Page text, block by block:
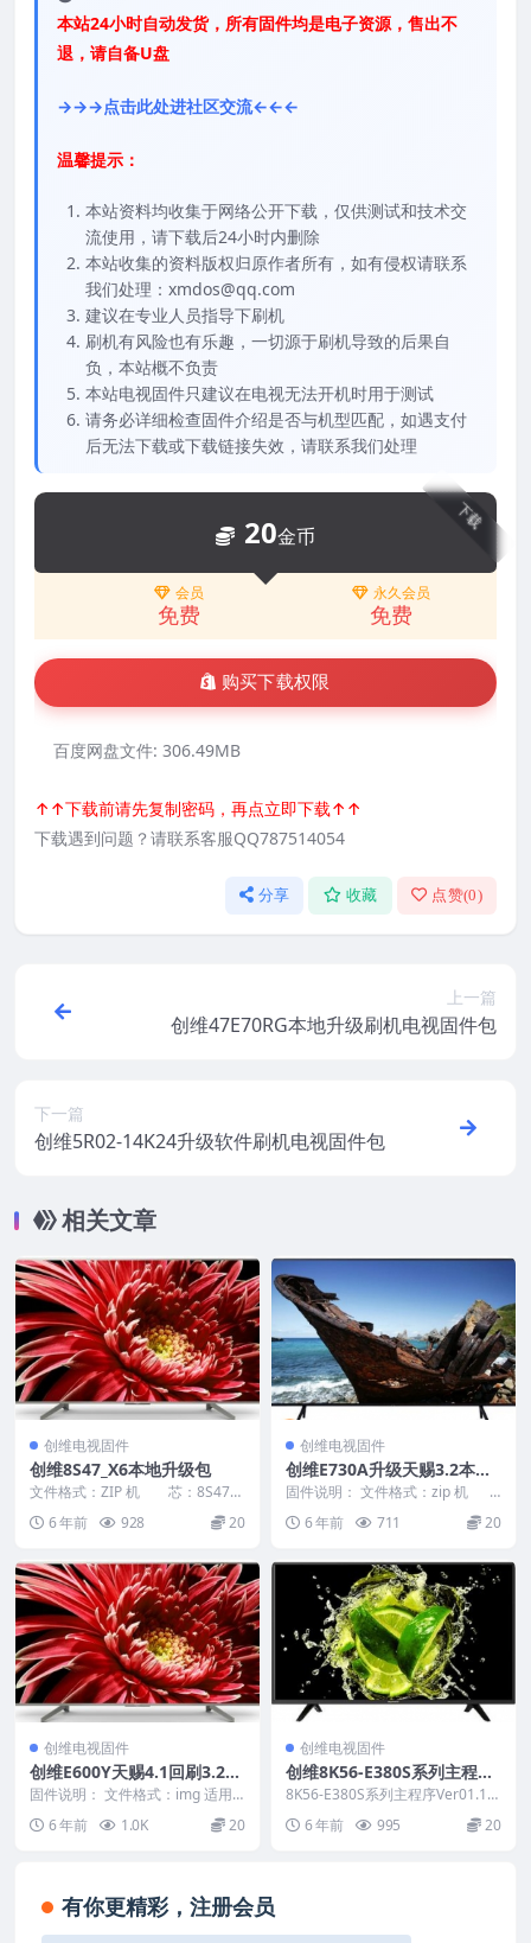
本站24小时自动发货，所有固件均是电子资源，售出不
退，请自备U盘
→→→点击此处进社区交流←←←
温馨提示：
本站资料均收集于网络公开下载，仅供测试和技术交
流使用，请下载后24小时内删除
本站收集的资料版权归原作者所有，如有侵权请联系
我们处理：xmdos@qq.com
建议在专业人员指导下刷机
刷机有风险也有乐趣，一切源于刷机导致的后果自
负，本站概不负责
本站电视固件只建议在电视无法开机时用于测试
请务必详细检查固件介绍是否与机型匹配，如遇支付
后无法下载或下载链接失效，请联系我们处理
下载
20金币
会员
免费
永久会员
免费
购买下载权限
百度网盘文件: 306.49MB
↑↑下载前请先复制密码，再点立即下载↑↑
下载遇到问题？请联系客服QQ787514054
分享 收藏 点赞(0)
上一篇
创维47E70RG本地升级刷机电视固件包
下一篇
创维5R02-14K24升级软件刷机电视固件包
相关文章
创维电视固件
创维8S47_X6本地升级包
文件格式：ZIP 机 芯：8S47
6 年前 928 20
创维电视固件
创维E730A升级天赐3.2本地
升级包
固件说明： 文件格式：zip 机
6 年前 711 20
创维电视固件
创维E600Y天赐4.1回刷3.2本
地刷机包
固件说明： 文件格式：img 适用
机芯：8S03 适用机型：E600Y 本
地OT...
6 年前 1.0K 20
创维电视固件
创维8K56-E380S系列主程序
Ver01.10版本刷机电视固件
包
8K56-E380S系列主程序Ver01.1
0，包含主程序、引导程序、调试
资料，...
6 年前 995 20
有你更精彩，注册会员